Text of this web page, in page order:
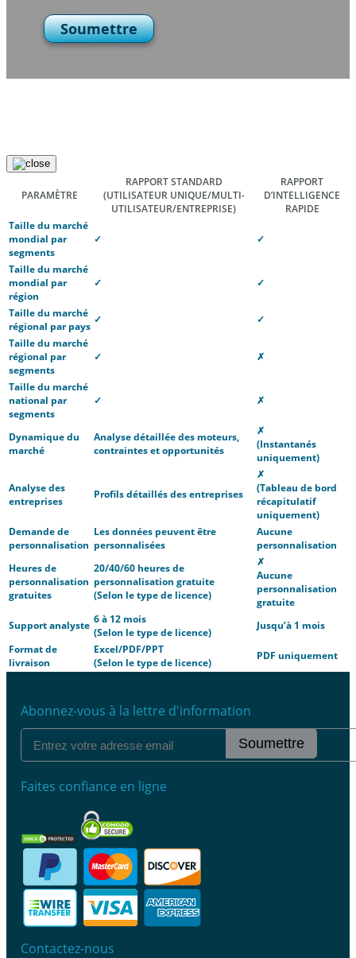
Soumettre
PARAMÈTRE
RAPPORT STANDARD
(UTILISATEUR UNIQUE/MULTI-
UTILISATEUR/ENTREPRISE)
RAPPORT
D’INTELLIGENCE
RAPIDE
Taille du marché
mondial par
segments
✓ ✓
Taille du marché
mondial par
région
✓ ✓
Taille du marché
régional par pays
✓
✓
Taille du marché
régional par
segments
✓ ✗
Taille du marché
national par
segments
✓ ✗
Dynamique du
marché
Analyse détaillée des moteurs,
contraintes et opportunités
✗
(Instantanés
uniquement)
Analyse des
entreprises
Profils détaillés des entreprises
✗
(Tableau de bord
récapitulatif
uniquement)
Demande de
personnalisation
Les données peuvent être
personnalisées
Aucune
personnalisation
Heures de
personnalisation
gratuites
20/40/60 heures de
personnalisation gratuite
(Selon le type de licence)
✗
Aucune
personnalisation
gratuite
Support analyste 6 à 12 mois
(Selon le type de licence)
Jusqu’à 1 mois
Format de
livraison
Excel/PDF/PPT
(Selon le type de licence)
PDF uniquement
Abonnez-vous à la lettre d'information
Soumettre
Faites confiance en ligne
Contactez-nous